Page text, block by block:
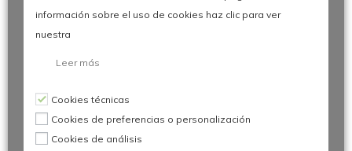
Jaume Dulsat, Country Leader
Spain en EUROFIRMS GROUP,
ofreció la conferencia titulada
invisibles: absentismo, rotación
y vacantes», detallando
herramientas y estrategias
información sobre el uso de cookies haz clic para ver
nuestra
Leer más
Cookies técnicas
Cookies de preferencias o personalización
Cookies de análisis